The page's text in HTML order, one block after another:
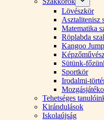
Lövészkör
Asztalitenisz
Matematika
Röplabda
Kangoo Jump
Sütünk-
Sportkör
Irodalmi-
Tehetséges
Kirándulások
Iskolaújság